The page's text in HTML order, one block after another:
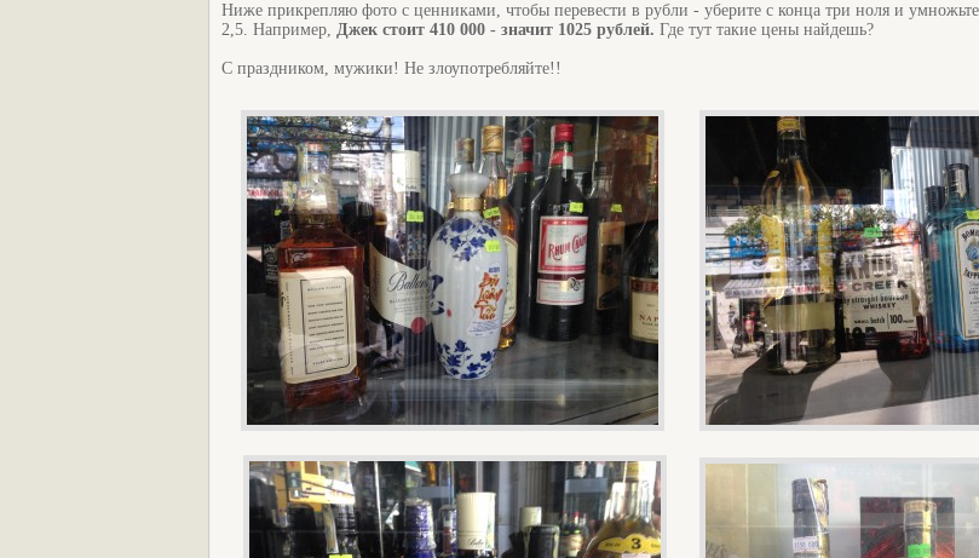
Ниже прикрепляю фото с ценниками, чтобы перевести в рубли - уберите с конца три ноля и умножьте
2,5. Например, Джек стоит 410 000 - значит 1025 рублей. Где тут такие цены найдешь?
С праздником, мужики! Не злоупотребляйте!!